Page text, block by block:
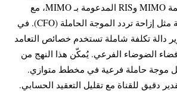
شبه عمياء فعّالة لأنظمة MIMO وRIS المدعومة بـ MIMO، مع
معالجة تحديات رئيسية مثل إزاحة تردد الموجة الحاملة (CFO). في
دالة تكلفة شاملة تستخدم خصائص التعامد
الضوضاء الفرعي. يُمكّن هذا النهج من
موجة حاملة فرعية في مخطط متوازي.
دقيق للقناة مع تقليل التعقيد الحسابي.